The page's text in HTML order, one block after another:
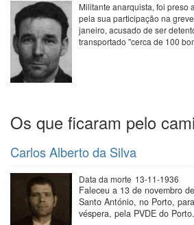
Militante anarquista, foi preso
pela sua participação na
janeiro, acusado de ser
transportado "cerca de 100
Paginação
Os que ficaram pelo
Carlos Alberto da Silva
Data da morte 13-11-1936
Faleceu a 13 de novembro
Santo António, no Porto,
véspera, pela PVDE do Porto.